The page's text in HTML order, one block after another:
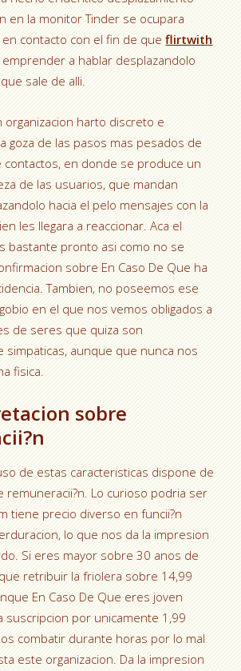
en la monitor Tinder se ocupara
contacto con el fin de queflirtwith
a hablar desplazandolo
sale de alli.
organizacion harto discreto e
goza de las pasos mas pesados de
contactos, en donde se produce un
de las usuarios, que mandan
hacia el pelo mensajes con la
les llegara a reaccionar. Aca el
bastante pronto asi­ como no se
sobre En Caso De Que ha
Tambien, no poseemos ese
en el que nos vemos obligados a
de seres que quiza son
simpaticas, aunque que nunca nos
fisica.
sobre
de estas caracteristicas dispone de
remuneracii?n. Lo curioso podri­a ser
tiene precio diverso en funcii?n
lo que nos da la impresion
Si eres mayor sobre 30 anos de
retribuir la friolera sobre 14,99
En Caso De Que eres joven
suscripcion por unicamente 1,99
combatir durante horas por lo mal
este organizacion. Da la impresion